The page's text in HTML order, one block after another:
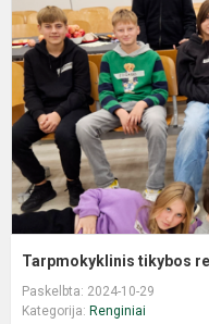
Tarpmokyklinis tikybos
Paskelbta: 2024-10-29
Kategorija: Renginiai